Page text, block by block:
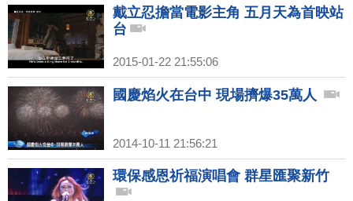
戴立忍擔當電影主角 五月天為首映站
台
2015-01-22 21:55:06
國慶焰火在台中 現場擠爆35萬人
2014-10-11 21:56:21
環保感恩祈福演唱會 群星匯聚新竹